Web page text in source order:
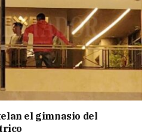
el gimnasio del